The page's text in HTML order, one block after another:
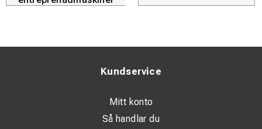
Kundservice
Mitt konto
Så handlar du